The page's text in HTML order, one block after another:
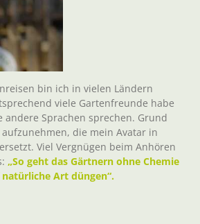
bin ich in vielen Ländern
viele Gartenfreunde habe
Sprachen sprechen. Grund
aufzunehmen, die mein Avatar in
Viel Vergnügen beim Anhören
„So geht das Gärtnern ohne Chemie
Art düngen“.